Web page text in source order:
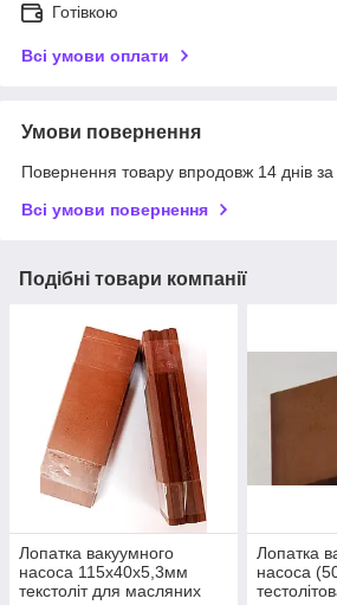
Готівкою
Всі умови оплати
Умови повернення
Повернення товару впродовж 14 днів
Всі умови повернення
Подібні товари компанії
Лопатка вакуумного
насоса 115х40х5,3мм
текстоліт для масляних
Лопатка
насоса